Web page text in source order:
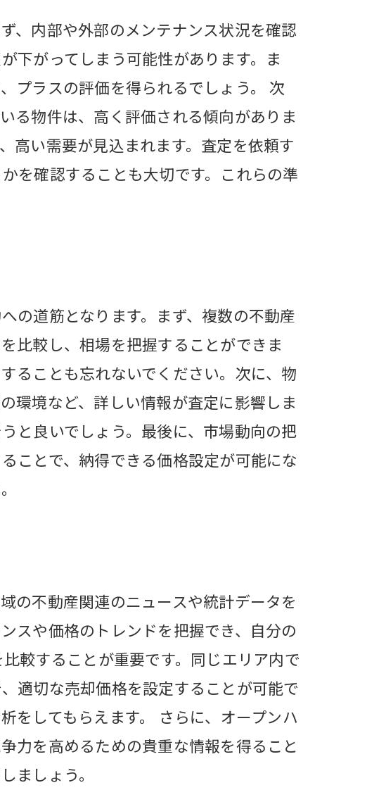
、内部や外部のメンテナンス状況を確認
下がってしまう可能性があります。ま
プラスの評価を得られるでしょう。 次
る物件は、高く評価される傾向がありま
高い需要が見込まれます。査定を依頼す
を確認することも大切です。これらの準
の道筋となります。まず、複数の不動産
比較し、相場を把握することができま
ることも忘れないでください。次に、物
環境など、詳しい情報が査定に影響しま
と良いでしょう。最後に、市場動向の把
ことで、納得できる価格設定が可能にな
の不動産関連のニュースや統計データを
スや価格のトレンドを把握でき、自分の
較することが重要です。同じエリア内で
適切な売却価格を設定することが可能で
をしてもらえます。 さらに、オープンハ
力を高めるための貴重な情報を得ること
ましょう。